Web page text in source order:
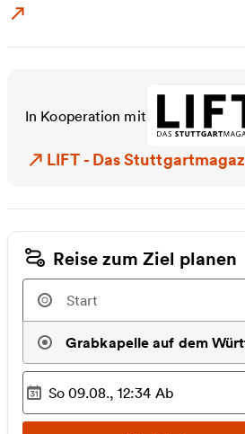
Zum Event: Familienführung
In Kooperation mit
LIFT - Das Stuttgartmagazin
LIFT - Das
Reise zum Ziel planen
Grabkapelle auf dem
Ausgewählter Zeitpunkt
So 09.08., 12:34 Ab